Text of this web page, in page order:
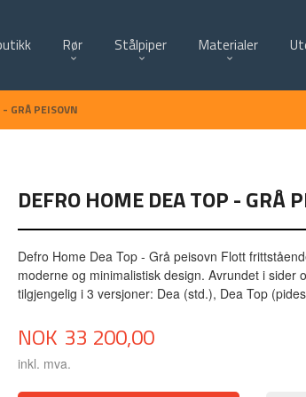
Rør Stålpiper Materialer
GRÅ PEISOVN
DEFRO HOME DEA TOP - GRÅ
Defro Home Dea Top - Grå peisovn Flott
moderne og minimalistisk design. Avrundet i sider
tilgjengelig i 3 versjoner: Dea (std.), Dea Top
Pris
NOK 33 200,00
inkl. mva.